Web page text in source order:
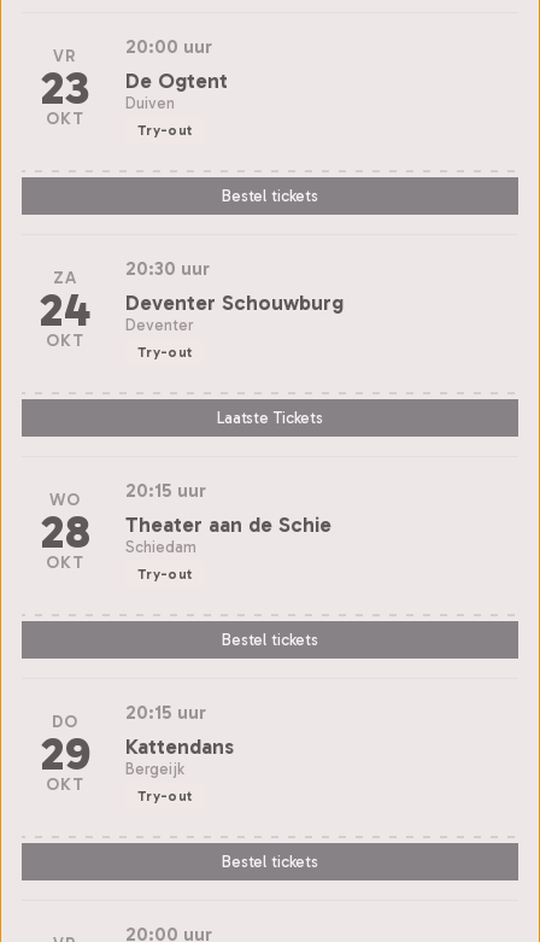
VR
23
OKT
20:00 uur
De Ogtent
Duiven
Try-out
Bestel tickets
ZA
24
OKT
20:30 uur
Deventer Schouwburg
Deventer
Try-out
Laatste Tickets
WO
28
OKT
20:15 uur
Theater aan de Schie
Schiedam
Try-out
Bestel tickets
DO
29
OKT
20:15 uur
Kattendans
Bergeijk
Try-out
Bestel tickets
20:00 uur